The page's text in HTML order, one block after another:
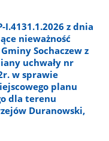
I.4131.1.2026 z dnia
nieważność
Sochaczew z
uchwały nr
w sprawie
planu
dla terenu
Duranowski,